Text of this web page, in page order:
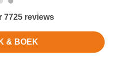
7725 reviews
& BOEK